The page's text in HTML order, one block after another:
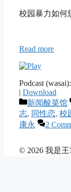
校园暴力如何
Read more
Podcast (wasai):
| Download
Categories
新闻酸菜馆
志, 同性恋, 校
康永
2
© 2026 我是